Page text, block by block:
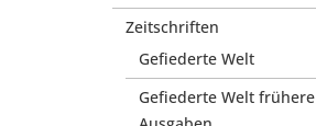
Zeitschriften
Gefiederte Welt
Gefiederte Welt frühere